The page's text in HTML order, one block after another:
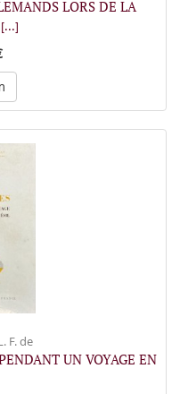
LORS DE LA
[...]
F. de
UN VOYAGE EN